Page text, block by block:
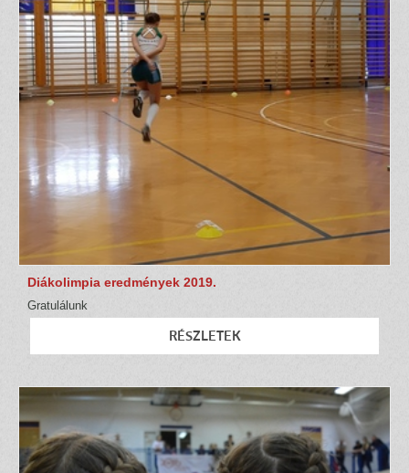
Diákolimpia eredmények 2019.
Gratulálunk
RÉSZLETEK